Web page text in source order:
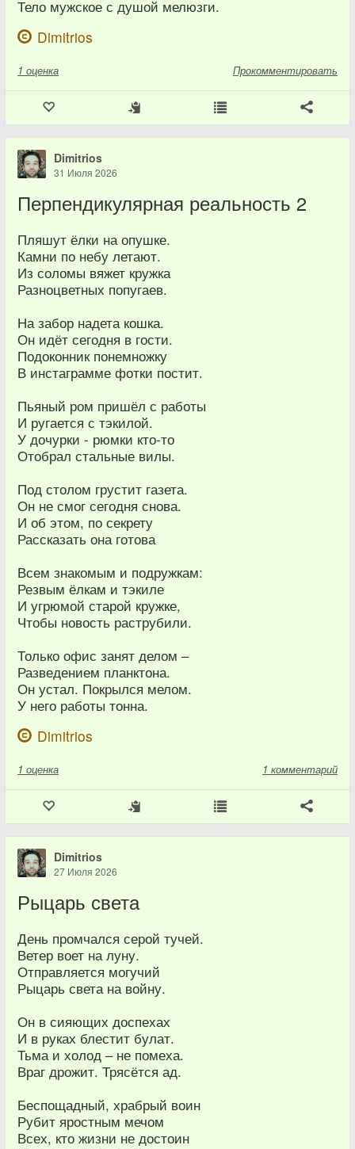
Тело мужское с душой мелюзги.
Dimitrios
1 оценка Прокомментировать
Dimitrios
31 Июля 2026
Перпендикулярная реальность 2
Пляшут ёлки на опушке.
Камни по небу летают.
Из соломы вяжет кружка
Разноцветных попугаев.
На забор надета кошка.
Он идёт сегодня в гости.
Подоконник понемножку
В инстаграмме фотки постит.
Пьяный ром пришёл с работы
И ругается с тэкилой.
У дочурки - рюмки кто-то
Отобрал стальные вилы.
Под столом грустит газета.
Он не смог сегодня снова.
И об этом, по секрету
Рассказать она готова
Всем знакомым и подружкам:
Резвым ёлкам и тэкиле
И угрюмой старой кружке,
Чтобы новость раструбили.
Только офис занят делом –
Разведением планктона.
Он устал. Покрылся мелом.
У него работы тонна.
Dimitrios
1 оценка 1 комментарий
Dimitrios
27 Июля 2026
Рыцарь света
День промчался серой тучей.
Ветер воет на луну.
Отправляется могучий
Рыцарь света на войну.
Он в сияющих доспехах
И в руках блестит булат.
Тьма и холод – не помеха.
Враг дрожит. Трясётся ад.
Беспощадный, храбрый воин
Рубит яростным мечом
Всех, кто жизни не достоин